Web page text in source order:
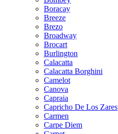
Boracay
Breeze
Brezo
Broadway
Brocart
Burlington
Calacatta
Calacatta Borghini
Camelot
Canova
Capraia
Capricho De Los Zares
Carmen
Carpe Diem